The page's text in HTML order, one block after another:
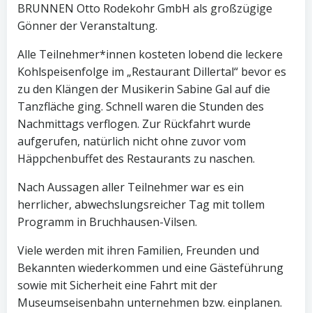
BRUNNEN Otto Rodekohr GmbH als großzügige
Gönner der Veranstaltung.
Alle Teilnehmer*innen kosteten lobend die leckere
Kohlspeisenfolge im „Restaurant Dillertal“ bevor es
zu den Klängen der Musikerin Sabine Gal auf die
Tanzfläche ging. Schnell waren die Stunden des
Nachmittags verflogen. Zur Rückfahrt wurde
aufgerufen, natürlich nicht ohne zuvor vom
Häppchenbuffet des Restaurants zu naschen.
Nach Aussagen aller Teilnehmer war es ein
herrlicher, abwechslungsreicher Tag mit tollem
Programm in Bruchhausen-Vilsen.
Viele werden mit ihren Familien, Freunden und
Bekannten wiederkommen und eine Gästeführung
sowie mit Sicherheit eine Fahrt mit der
Museumseisenbahn unternehmen bzw. einplanen.